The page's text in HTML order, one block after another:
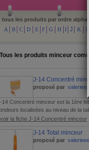
tous les produits par ordre
A
B C D E F G H I J K L
Tous les produits minceur
J-14 Concentré
proposé par valerieee
14 Concentré minceur est la 1ère
localisées au niveau de la
voir la fiche J-14 Concentré minceur
J-14 Total minceur
proposé par valerieee